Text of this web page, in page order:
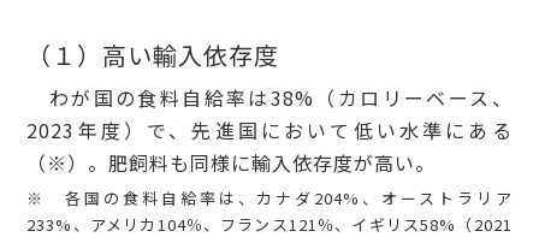
（１）高い輸入依存度
わが国の食料自給率は38%（カロリーベース、
2023年度）で、先進国において低い水準にある
（※）。肥飼料も同様に輸入依存度が高い。
※ 各国の食料自給率は、カナダ204%、オーストラリア
233%、アメリカ104％、フランス121％、イギリス58%（2021